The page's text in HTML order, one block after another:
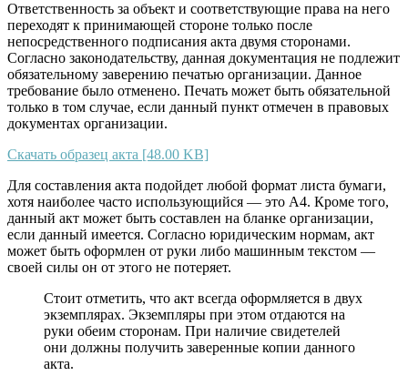
Ответственность за объект и соответствующие права на него
переходят к принимающей стороне только после
непосредственного подписания акта двумя сторонами.
Согласно законодательству, данная документация не подлежит
обязательному заверению печатью организации. Данное
требование было отменено. Печать может быть обязательной
только в том случае, если данный пункт отмечен в правовых
документах организации.
Скачать образец акта [48.00 KB]
Для составления акта подойдет любой формат листа бумаги,
хотя наиболее часто использующийся — это А4. Кроме того,
данный акт может быть составлен на бланке организации,
если данный имеется. Согласно юридическим нормам, акт
может быть оформлен от руки либо машинным текстом —
своей силы он от этого не потеряет.
Стоит отметить, что акт всегда оформляется в двух
экземплярах. Экземпляры при этом отдаются на
руки обеим сторонам. При наличие свидетелей
они должны получить заверенные копии данного
акта.